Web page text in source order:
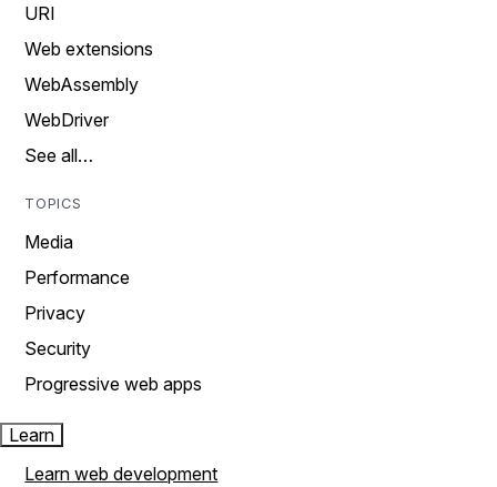
URI
Web extensions
WebAssembly
WebDriver
See all…
TOPICS
Media
Performance
Privacy
Security
Progressive web apps
Learn
Learn web development